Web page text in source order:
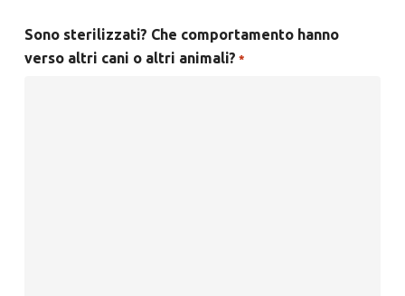
Sono sterilizzati? Che comportamento hanno
verso altri cani o altri animali? *